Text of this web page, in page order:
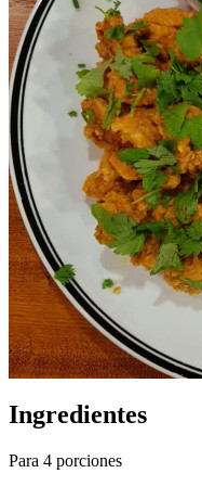
Ingredientes
Para 4 porciones